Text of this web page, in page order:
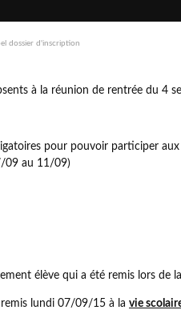
à la réunion de rentrée du 4
pour pouvoir participer
09 au 11/09)
élève qui a été remis lors de
lundi 07/09/15 à la vie